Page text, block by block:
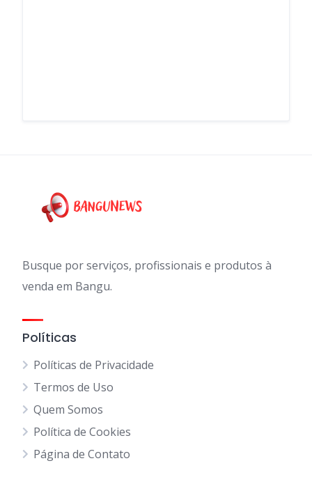
Busque por serviços, profissionais e produtos à
venda em Bangu.
Políticas
Políticas de Privacidade
Termos de Uso
Quem Somos
Política de Cookies
Página de Contato